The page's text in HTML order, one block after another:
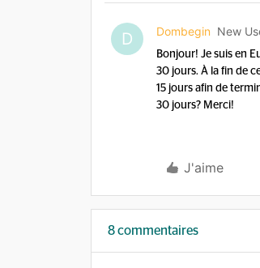
D Dombegin New
Bonjour! Je suis en
30 jours. À la fin de
15 jours afin de
30 jours? Merci!
J'aime
8 commentaires